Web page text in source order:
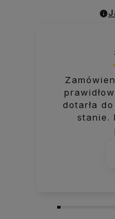
dotarła
stanie.